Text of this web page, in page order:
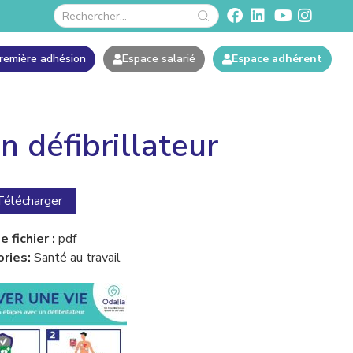
adhésion Espace salarié Espace adhérent
défibrillateur
fichier : pdf
Santé au travail